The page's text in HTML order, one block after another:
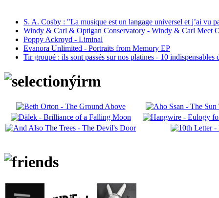
S. A. Cosby : "La musique est un langage universel et j’ai vu
Windy & Carl & Optigan Conservatory - Windy & Carl Meet
Poppy Ackroyd - Liminal
Evanora Unlimited - Portraits from Memory EP
Tir groupé : ils sont passés sur nos platines - 10